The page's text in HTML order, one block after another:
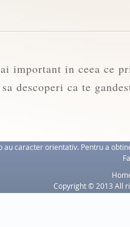
important in ceea ce
descoperi ca te
au caracter orientativ. Pentru a
Copyright © 2013 All